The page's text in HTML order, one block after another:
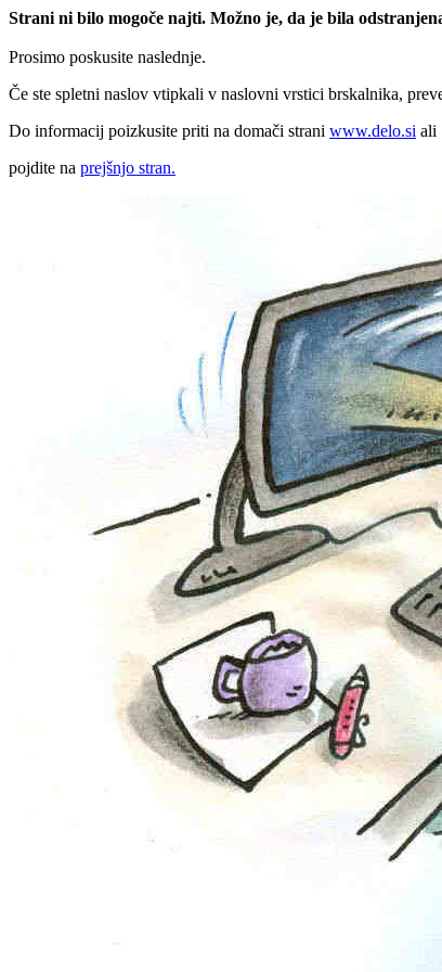
Strani ni bilo mogoče najti. Možno je, da je bila
Prosimo poskusite naslednje.
Če ste spletni naslov vtipkali v naslovni vrstici brskalnika,
Do informacij poizkusite priti na domači strani www.delo.si ali
pojdite na prejšnjo stran.